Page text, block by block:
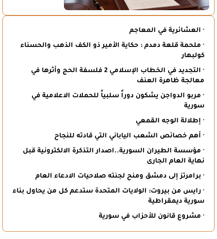
· العشائرية في المعاجم
· ملحمة قلعة دمدم : حكاية الأمير ذو الكف الذهب والحسناء
كولبهار
· التجديد في الخطاب الإسلامي 2 فلسفة الحج وأثرها في
معالجة ظاهرة العنف
· مربو الدواجن يشكون دوراً سلبياً للحملات الاعلامية في
سورية
· إطلالة الوجه القمعي
· أهم خصائص الشعب الياباني التي قادته للنجاح
· مؤسسة الطيران السورية..اصدار التذكرة الالكترونية قبل
نهاية العام الجارى
· برامرتز إلى دمشق ومنح لجنته صلاحيات الادعاء العام
· رايس من بيروت: الولايات المتحدة ستدعم كل من يحاول بناء
سورية ديمقراطية
· مشروع قانون للأحزاب في سورية